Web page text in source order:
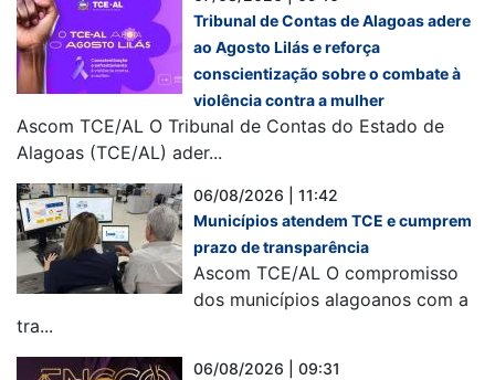
Tribunal de Contas de Alagoas adere
ao Agosto Lilás e reforça
conscientização sobre o combate à
violência contra a mulher
Ascom TCE/AL O Tribunal de Contas do Estado de
Alagoas (TCE/AL) ader...
06/08/2026 | 11:42
Municípios atendem TCE e cumprem
prazo de transparência
Ascom TCE/AL O compromisso
dos municípios alagoanos com a
tra...
06/08/2026 | 09:31